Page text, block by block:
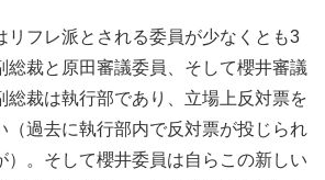
リフレ派とされる委員が少なくとも3
総裁と原田審議委員、そして櫻井審議
総裁は執行部であり、立場上反対票を
（過去に執行部内で反対票が投じられ
）。そして櫻井委員は自らこの新しい